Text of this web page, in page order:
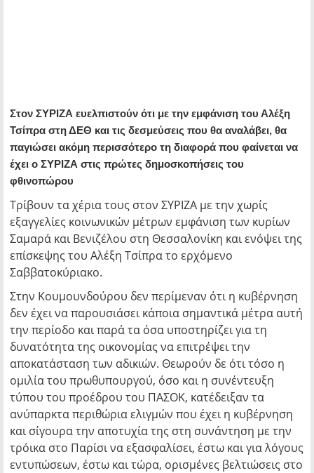
Στον ΣΥΡΙΖΑ ευελπιστούν ότι με την εμφάνιση του Αλέξη
Τσίπρα στη ΔΕΘ και τις δεσμεύσεις που θα αναλάβει, θα
παγιώσει ακόμη περισσότερο τη διαφορά που φαίνεται να
έχει ο ΣΥΡΙΖΑ στις πρώτες δημοσκοπήσεις του
φθινοπώρου
Τρίβουν τα χέρια τους στον ΣΥΡΙΖΑ με την χωρίς
εξαγγελίες κοινωνικών μέτρων εμφάνιση των κυρίων
Σαμαρά και Βενιζέλου στη Θεσσαλονίκη και ενόψει της
επίσκεψης του Αλέξη Τσίπρα το ερχόμενο
Σαββατοκύριακο.
Στην Κουμουνδούρου δεν περίμεναν ότι η κυβέρνηση
δεν έχει να παρουσιάσει κάποια σημαντικά μέτρα αυτή
την περίοδο και παρά τα όσα υποστηρίζει για τη
δυνατότητα της οικονομίας να επιτρέψει την
αποκατάσταση των αδικιών. Θεωρούν δε ότι τόσο η
ομιλία του πρωθυπουργού, όσο και η συνέντευξη
τύπου του προέδρου του ΠΑΣΟΚ, κατέδειξαν τα
ανύπαρκτα περιθώρια ελιγμών που έχει η κυβέρνηση
και σίγουρα την αποτυχία της στη συνάντηση με την
τρόικα στο Παρίσι να εξασφαλίσει, έστω και για λόγους
εντυπώσεων, έστω και τώρα, ορισμένες βελτιώσεις στο